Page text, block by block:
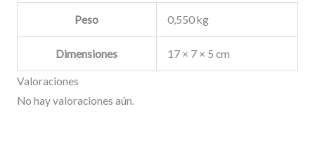
Peso 0,550 kg
Dimensiones 17 × 7 × 5 cm
Valoraciones
No hay valoraciones aún.